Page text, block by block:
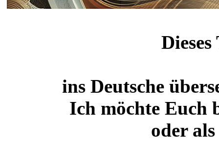
ins Deutsche
Ich möchte Euch
oder